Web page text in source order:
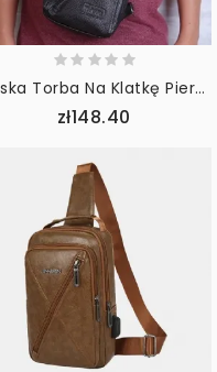
Męska Torba Na Klatkę Piersiową Z Prawdziwej Skóry Torba Na Ramię Crossbody
zł148.40